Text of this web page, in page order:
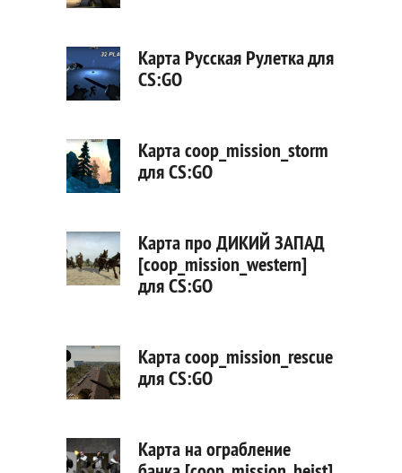
Карта Русская Рулетка для
CS:GO
Карта coop_mission_storm
для CS:GO
Карта про ДИКИЙ ЗАПАД
[coop_mission_western]
для CS:GO
Карта coop_mission_rescue
для CS:GO
Карта на ограбление